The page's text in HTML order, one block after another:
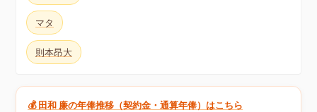
マタ
則本昂大
💰 田和 廉の年俸推移（契約金・通算年俸）はこちら